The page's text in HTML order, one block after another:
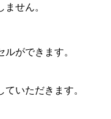
せん。
ができます。
いただきます。